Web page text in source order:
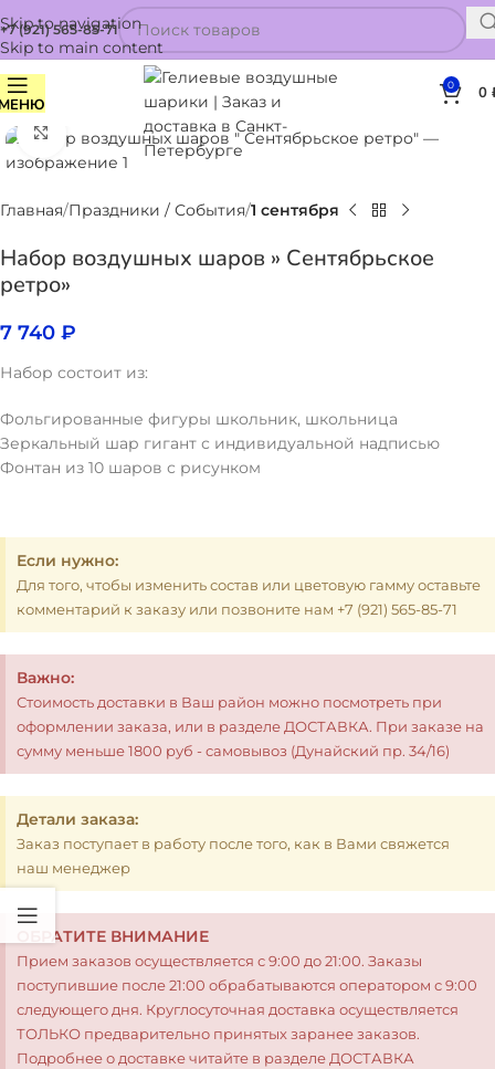
Skip to navigation
Skip to main content
+7 (921) 565-85-71
0 0
Нажмите, чтобы увеличить
Главная Праздники / События 1 сентября
Набор воздушных шаров » Сентябрьское
ретро»
7 740 ₽
Набор состоит из:
Фольгированные фигуры школьник, школьница
Зеркальный шар гигант с индивидуальной надписью
Фонтан из 10 шаров с рисунком
Если нужно:
Для того, чтобы изменить состав или цветовую гамму оставьте
комментарий к заказу или позвоните нам +7 (921) 565-85-71
Важно:
Стоимость доставки в Ваш район можно посмотреть при
оформлении заказа, или в разделе ДОСТАВКА. При заказе на
сумму меньше 1800 руб - самовывоз (Дунайский пр. 34/16)
Детали заказа:
Заказ поступает в работу после того, как в Вами свяжется
наш менеджер
ОБРАТИТЕ ВНИМАНИЕ
Прием заказов осуществляется с 9:00 до 21:00. Заказы
поступившие после 21:00 обрабатываются оператором с 9:00
следующего дня. Круглосуточная доставка осуществляется
ТОЛЬКО предварительно принятых заранее заказов.
Подробнее о доставке читайте в разделе ДОСТАВКА